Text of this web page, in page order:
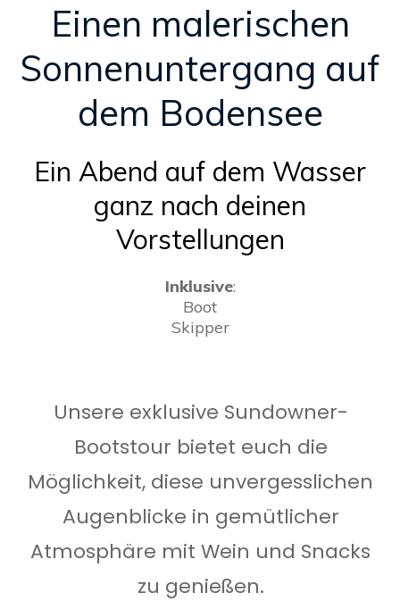
Einen malerischen
Sonnenuntergang auf
dem Bodensee
Ein Abend auf dem Wasser
ganz nach deinen
Vorstellungen
Inklusive:
Boot
Skipper
Unsere exklusive Sundowner-
Bootstour bietet euch die
Möglichkeit, diese unvergesslichen
Augenblicke in gemütlicher
Atmosphäre mit Wein und Snacks
zu genießen.